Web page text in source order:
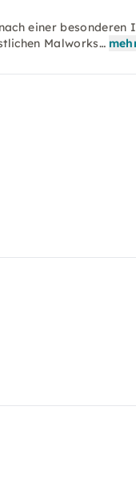
einer besonderen
Malworks…